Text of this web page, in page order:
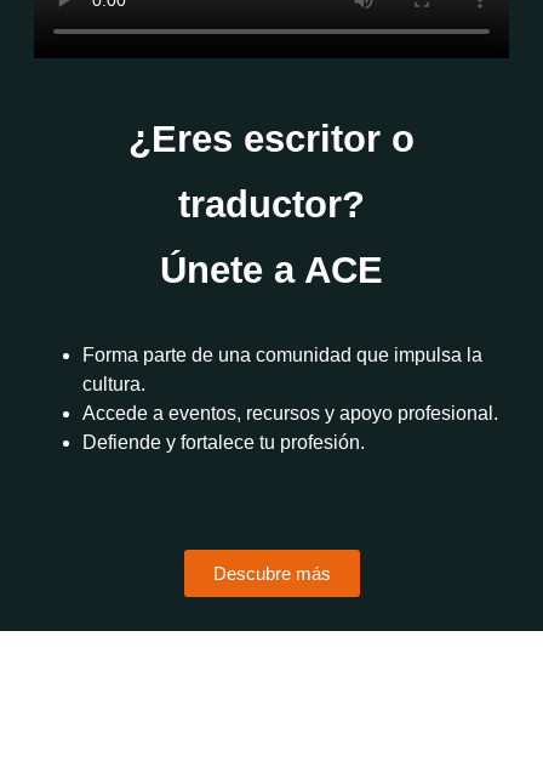
¿Eres escritor o
traductor?
Únete a ACE
Forma parte de una comunidad que impulsa la
cultura.
Accede a eventos, recursos y apoyo profesional.
Defiende y fortalece tu profesión.
Descubre más